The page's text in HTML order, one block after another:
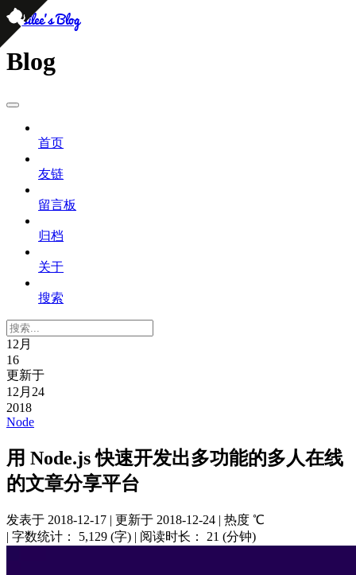
persilee's Blog
Blog
首页
友链
留言板
归档
关于
搜索
12月
16
更新于
12月24
2018
Node
用 Node.js 快速开发出多功能的多人在线
的文章分享平台
发表于 2018-12-17 | 更新于 2018-12-24 | 热度 ℃
| 字数统计： 5,129 (字) | 阅读时长： 21 (分钟)